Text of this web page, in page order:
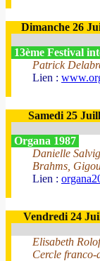
Dimanche 26
13ème Festival
Patrick
Lien :
Samedi 25
Organa 1987
Danielle
Brahms,
Lien :
Vendredi 24
Elisabeth
Cercle franco-